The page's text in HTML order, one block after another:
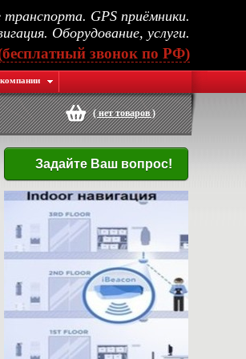
GPS приёмники.
Оборудование, услуги.
звонок по РФ)
(нет товаров)
Задайте Ваш вопрос!